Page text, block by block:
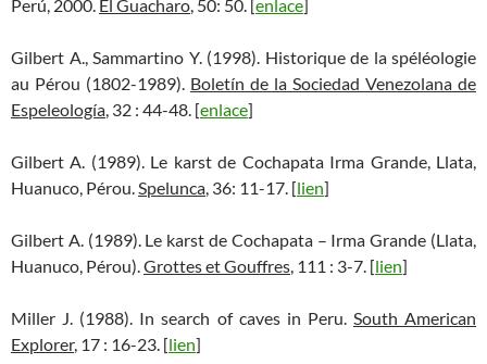
Perú, 2000. El Guacharo, 50: 50. [enlace]
Gilbert A., Sammartino Y. (1998). Historique de la spéléologie
au Pérou (1802-1989). Boletín de la Sociedad Venezolana de
Espeleología, 32 : 44-48. [enlace]
Gilbert A. (1989). Le karst de Cochapata Irma Grande, Llata,
Huanuco, Pérou.Spelunca, 36: 11-17. [lien]
Gilbert A. (1989). Le karst de Cochapata – Irma Grande (Llata,
Huanuco, Pérou).Grottes et Gouffres, 111 : 3-7. [lien]
Miller J. (1988). In search of caves in Peru. South American
Explorer, 17 : 16-23. [lien]